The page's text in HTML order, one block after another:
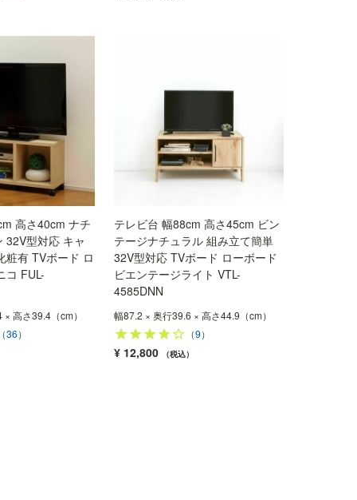
高さ40cm ナチ
32V型対応 キャ
粧有 TVボード ロ
コ FUL-
高さ39.4（cm）
（36）
テレビ台 幅88cm 高さ45cm ビン
テージナチュラル 組み立て簡単
32V型対応 TVボード ローボード
ビエンテージライト VTL-
4585DNN
幅87.2 × 奥行39.6 × 高さ44.9（cm）
（9）
¥ 12,800 税込